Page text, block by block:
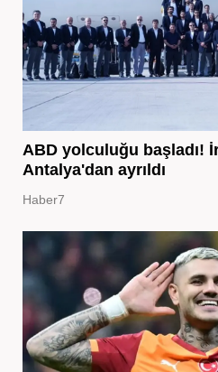
ABD yolculuğu başladı!
Antalya'dan ayrıldı
Haber7